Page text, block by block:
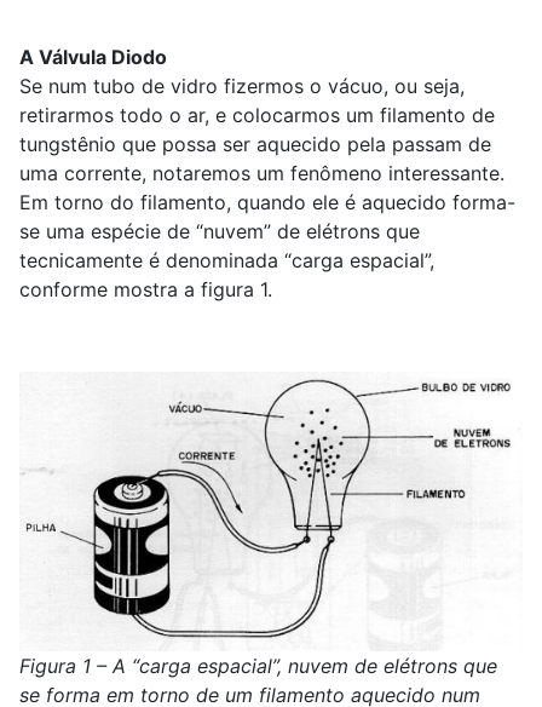
A Válvula Diodo
Se num tubo de vidro fizermos o vácuo, ou seja,
retirarmos todo o ar, e colocarmos um filamento de
tungstênio que possa ser aquecido pela passam de
uma corrente, notaremos um fenômeno interessante.
Em torno do filamento, quando ele é aquecido forma-
se uma espécie de “nuvem” de elétrons que
tecnicamente é denominada “carga espacial”,
conforme mostra a figura 1.
Figura 1 – A “carga espacial”, nuvem de elétrons que
se forma em torno de um filamento aquecido num